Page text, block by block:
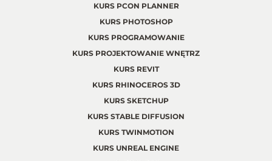
KURS PCON PLANNER
KURS PHOTOSHOP
KURS PROGRAMOWANIE
KURS PROJEKTOWANIE WNĘTRZ
KURS REVIT
KURS RHINOCEROS 3D
KURS SKETCHUP
KURS STABLE DIFFUSION
KURS TWINMOTION
KURS UNREAL ENGINE